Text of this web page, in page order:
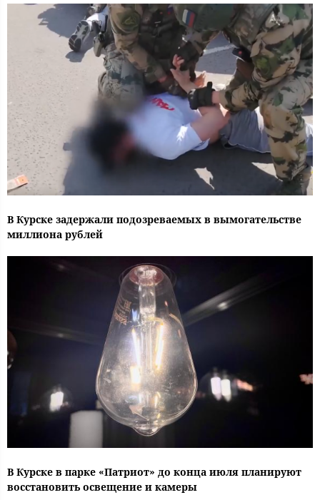
В Курске задержали подозреваемых в вымогательстве
миллиона рублей
В Курске в парке «Патриот» до конца июля планируют
восстановить освещение и камеры